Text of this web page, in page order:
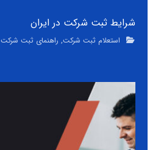
شرایط ثبت شرکت در ایران
استعلام ثبت شرکت, راهنمای ثبت شرکت